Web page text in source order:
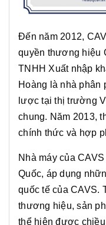
Đến năm 2012,
quyền thương hiệu
TNHH Xuất nhập
Hoàng là nhà phân
lược tại thị trường
chung. Năm 2013,
chính thức và hợp
Nhà máy của
Quốc, áp dụng
quốc tế của CAVS.
thương hiệu, sản
thể hiện được